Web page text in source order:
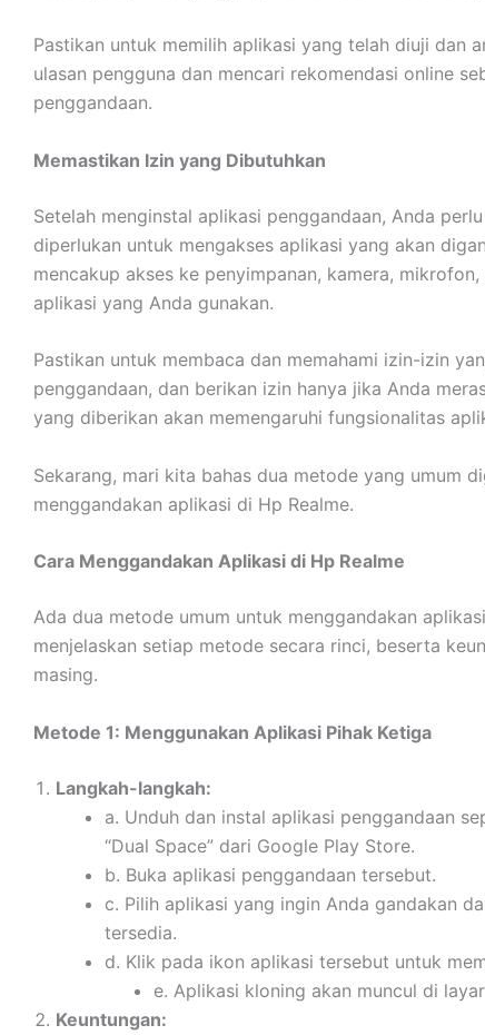
Pastikan untuk memilih aplikasi yang telah diuji dan
ulasan pengguna dan mencari rekomendasi online
penggandaan.
Memastikan Izin yang Dibutuhkan
Setelah menginstal aplikasi penggandaan, Anda
diperlukan untuk mengakses aplikasi yang akan
mencakup akses ke penyimpanan, kamera,
aplikasi yang Anda gunakan.
Pastikan untuk membaca dan memahami izin-izin
penggandaan, dan berikan izin hanya jika Anda
yang diberikan akan memengaruhi fungsionalitas
Sekarang, mari kita bahas dua metode yang umum
menggandakan aplikasi di Hp Realme.
Cara Menggandakan Aplikasi di Hp Realme
Ada dua metode umum untuk menggandakan
menjelaskan setiap metode secara rinci, beserta
masing.
Metode 1: Menggunakan Aplikasi Pihak Ketiga
Langkah-langkah:
a. Unduh dan instal aplikasi penggandaan
“Dual Space” dari Google Play Store.
b. Buka aplikasi penggandaan tersebut.
c. Pilih aplikasi yang ingin Anda gandakan
tersedia.
d. Klik pada ikon aplikasi tersebut untuk
e. Aplikasi kloning akan muncul di
Keuntungan: